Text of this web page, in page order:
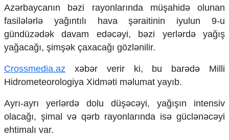
Multimedia
Foto
Video
İnfoqrafika
Podcast
Humanitar
Elm və təhsil
Mədəniyyət
Diaspor
Yüksəliş hekayəsi
Azərbaycanın bəzi rayonlarında müşahidə olunan
fasilələrlə yağıntılı hava şəraitinin iyulun 9-u
gündüzədək davam edəcəyi, bəzi yerlərdə yağış
yağacağı, şimşək çaxacağı gözlənilir.
Crossmedia.az xəbər verir ki, bu barədə Milli
Hidrometeorologiya Xidməti məlumat yayıb.
Ayrı-ayrı yerlərdə dolu düşəcəyi, yağışın intensiv
olacağı, şimal və qərb rayonlarında isə güclənəcəyi
ehtimalı var.